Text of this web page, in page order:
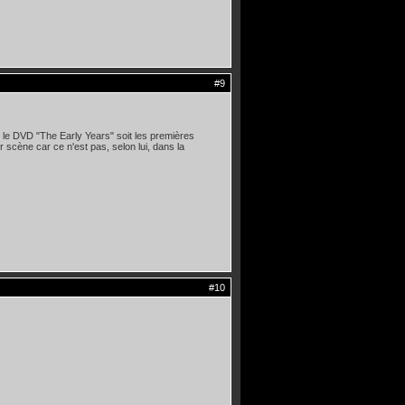
#9
DVD "The Early Years" soit les premières
scène car ce n'est pas, selon lui, dans la
#10